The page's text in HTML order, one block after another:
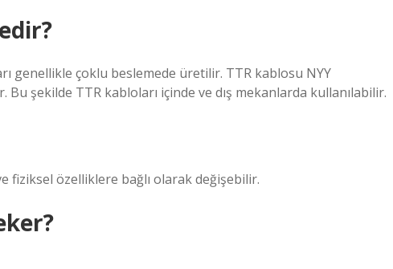
genellikle çoklu beslemede üretilir. TTR kablosu NYY
şekilde TTR kabloları içinde ve dış mekanlarda kullanılabilir.
fiziksel özelliklere bağlı olarak değişebilir.